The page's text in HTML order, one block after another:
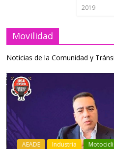
2019
Movilidad
Noticias de la Comunidad y
Industria Movilidad